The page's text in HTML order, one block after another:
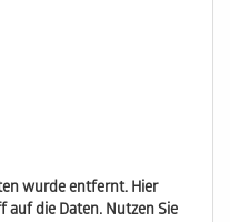
wurde entfernt. Hier
auf die Daten. Nutzen Sie